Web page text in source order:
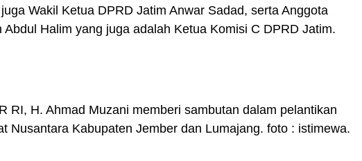
Wakil Ketua DPRD Jatim Anwar Sadad, serta Anggota
Halim yang juga adalah Ketua Komisi C DPRD Jatim.
RI, H. Ahmad Muzani memberi sambutan dalam pelantikan
Nusantara Kabupaten Jember dan Lumajang. foto : istimewa.